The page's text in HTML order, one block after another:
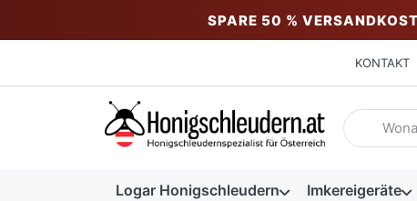
SPARE 50 %
KONTAKT
Geben Sie
Logar Honigschleudern Imkereigeräte